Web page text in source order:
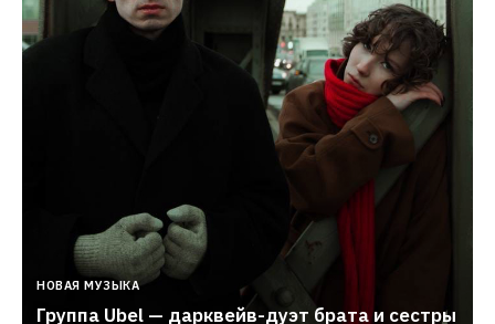
НОВАЯ МУЗЫКА
Группа Ubel — дарквейв-дуэт брата и сестры